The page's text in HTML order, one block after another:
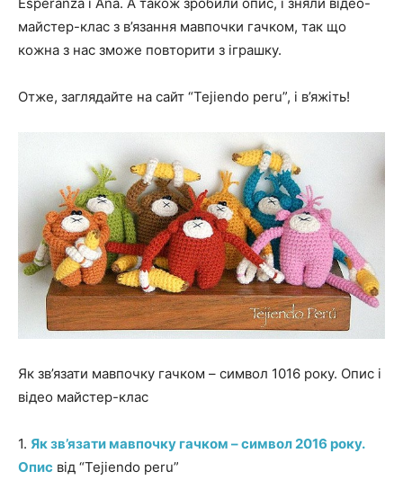
майстер-клас з в’язання мавпочки гачком, так що
кожна з нас зможе повторити з іграшку.
Отже, заглядайте на сайт “Tejiendo peru”, і в’яжіть!
Як зв’язати мавпочку гачком – символ 1016 року. Опис і
відео майстер-клас
1. Як зв’язати мавпочку гачком – символ 2016 року.
Опис від “Tejiendo peru”